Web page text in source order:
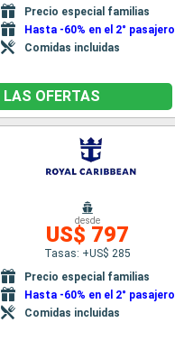
Precio especial familias
Hasta -60% en el 2° pasajero
Comidas incluidas
LAS OFERTAS
desde
US$ 797
Tasas: +US$ 285
Precio especial familias
Hasta -60% en el 2° pasajero
Comidas incluidas